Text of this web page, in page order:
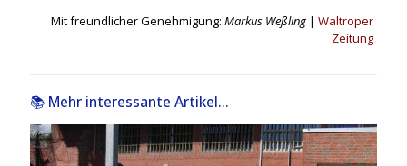
Mit freundlicher Genehmigung:Markus Weßling | Waltroper
Zeitung
📚 Mehr interessante Artikel...